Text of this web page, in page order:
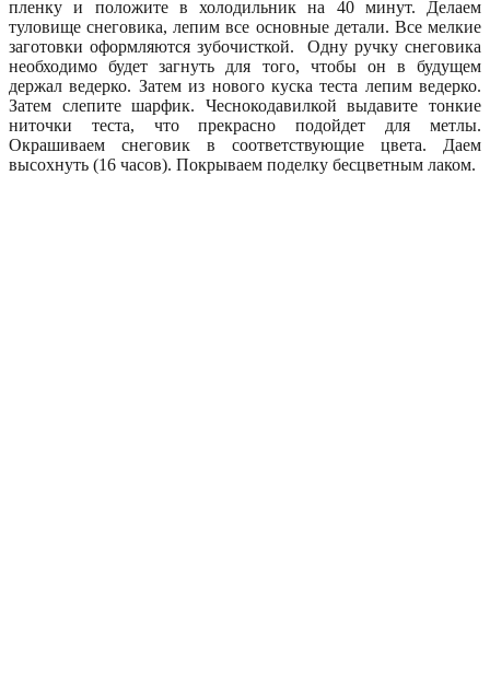
пленку и положите в холодильник на 40 минут. Делаем
туловище снеговика, лепим все основные детали. Все мелкие
заготовки оформляются зубочисткой. Одну ручку снеговика
необходимо будет загнуть для того, чтобы он в будущем
держал ведерко. Затем из нового куска теста лепим ведерко.
Затем слепите шарфик. Чеснокодавилкой выдавите тонкие
ниточки теста, что прекрасно подойдет для метлы.
Окрашиваем снеговик в соответствующие цвета. Даем
высохнуть (16 часов). Покрываем поделку бесцветным лаком.